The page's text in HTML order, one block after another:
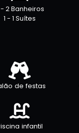
2 Banheiros
1 - 1 Suítes
de festas
infantil